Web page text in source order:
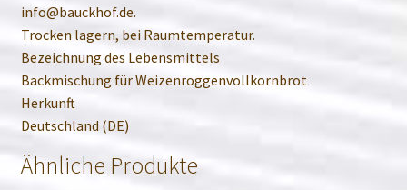
info@bauckhof.de.
Trocken lagern, bei Raumtemperatur.
Bezeichnung des Lebensmittels
Backmischung für Weizenroggenvollkornbrot
Herkunft
Deutschland (DE)
Ähnliche Produkte